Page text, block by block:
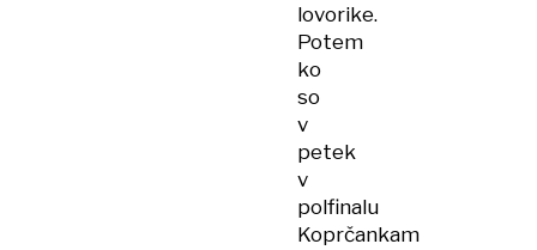
lovorike.
Potem
ko
so
v
petek
v
polfinalu
Koprčankam